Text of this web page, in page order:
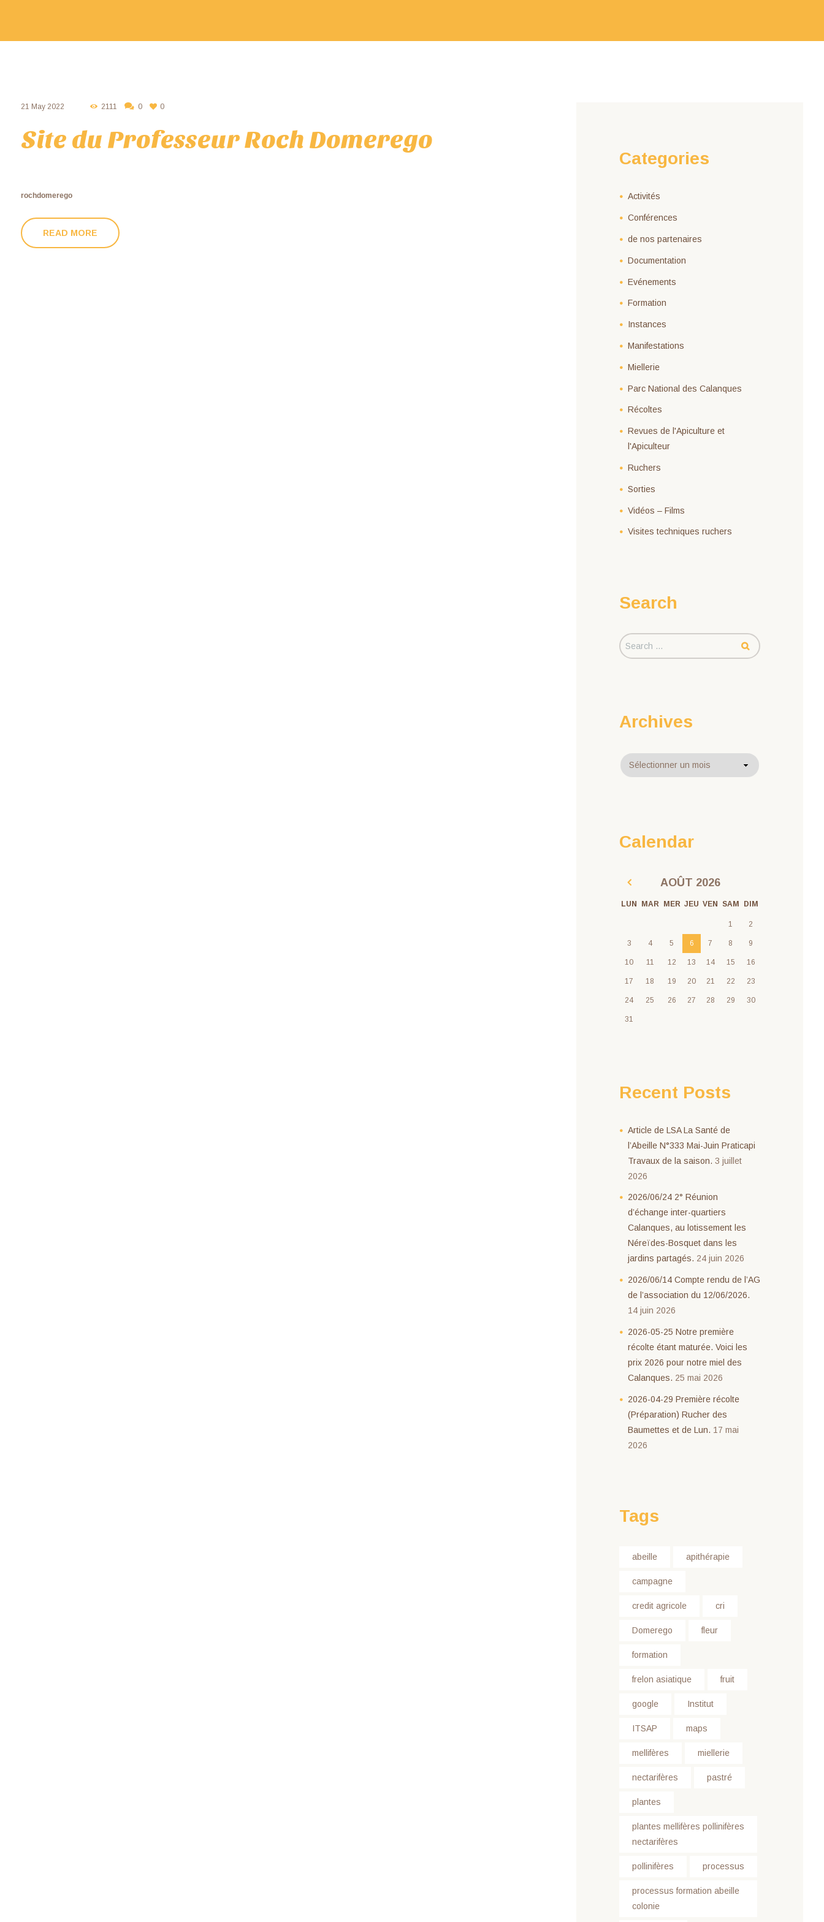
21 May 2022 2111 0 0
Site du Professeur Roch Domerego
rochdomerego
READ MORE
Categories
Activités
Conférences
de nos partenaires
Documentation
Evénements
Formation
Instances
Manifestations
Miellerie
Parc National des Calanques
Récoltes
Revues de l'Apiculture et
l'Apiculteur
Ruchers
Sorties
Vidéos – Films
Visites techniques ruchers
Search
Archives
Archives
Calendar
AOÛT 2026
LUN MAR MER JEU VEN SAM DIM
1 2
3 4 5 6 7 8 9
10 11 12 13 14 15 16
17 18 19 20 21 22 23
24 25 26 27 28 29 30
31
Recent Posts
Article de LSA La Santé de
l’Abeille N°333 Mai-Juin Praticapi
Travaux de la saison. 3 juillet
2026
2026/06/24 2° Réunion
d’échange inter-quartiers
Calanques, au lotissement les
Néreïdes-Bosquet dans les
jardins partagés. 24 juin 2026
2026/06/14 Compte rendu de l’AG
de l’association du 12/06/2026.
14 juin 2026
2026-05-25 Notre première
récolte étant maturée. Voici les
prix 2026 pour notre miel des
Calanques. 25 mai 2026
2026-04-29 Première récolte
(Préparation) Rucher des
Baumettes et de Lun. 17 mai
2026
Tags
abeille apithérapie
campagne
credit agricole cri
Domerego fleur
formation
frelon asiatique fruit
google Institut
ITSAP maps
mellifères miellerie
nectarifères pastré
plantes
plantes mellifères pollinifères
nectarifères
pollinifères processus
processus formation abeille
colonie